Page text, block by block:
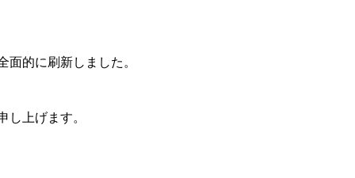
的に刷新しました。
上げます。